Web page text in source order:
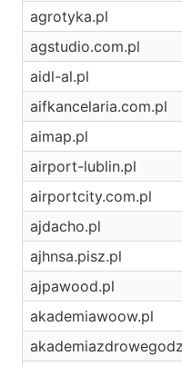
agrotyka.pl
agstudio.com.pl
aidl-al.pl
aifkancelaria.com.pl
aimap.pl
airport-lublin.pl
airportcity.com.pl
ajdacho.pl
ajhnsa.pisz.pl
ajpawood.pl
akademiawoow.pl